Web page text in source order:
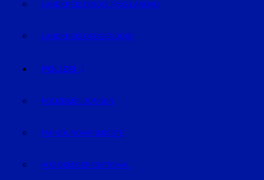
LANDKREIS DINGOLFING-LANDAU
LANDKREIS DEGGENDORF
POLIZEI
POLIZEIMELDUNGEN
FAHNDUNG/VERMISSTE
AUS DEM GERICHTSSAAL